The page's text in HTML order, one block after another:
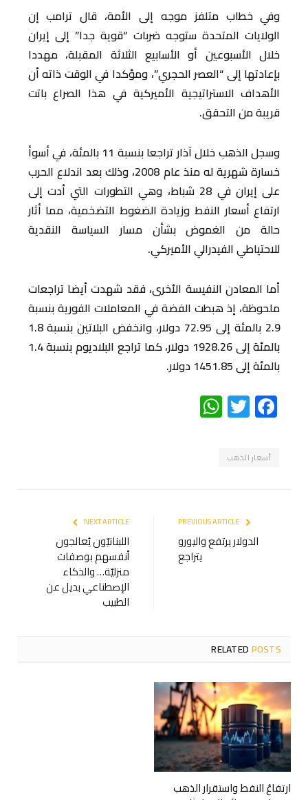
وفي خطاب متلفز موجه إلى الأمة، قال ترامب إن
الولايات المتحدة ستوجه ضربات “قوية جدا” إلى إيران
خلال الأسبوعين أو الأسابيع الثلاثة المقبلة، مهددا
بإعادتها إلى “العصر الحجري”، ومؤكدا في الوقت ذاته أن
الأهداف الاستراتيجية الأميركية في هذا الصراع باتت
قريبة من التحقق.
وسجل الذهب خلال آذار تراجعا بنسبة 11 بالمئة، في أسوأ
خسارة شهرية له منذ عام 2008، وذلك بعد اندلاع الحرب
على إيران في 28 شباط، وهي التطورات التي أدت إلى
ارتفاع أسعار النفط وزيادة الضغوط التضخمية، مما أثار
حالة من الغموض بشأن مسار السياسة النقدية
للاحتياطي الفيدرالي الأميركي.
أما المعادن النفيسة الأخرى، فقد شهدت أيضا تراجعات
ملحوظة، إذ هبطت الفضة في المعاملات الفورية بنسبة
2.9 بالمئة إلى 72.95 دولار، وانخفض البلاتين بنسبة 1.8
بالمئة إلى 1928.26 دولار، كما تراجع البلاديوم بنسبة 1.4
بالمئة إلى 1451.85 دولار.
Facebook
Twitter
WhatsApp
أسعار الذهب
الدولار يرتفع واليورو
يتراجع
NEXT ARTICLE
اللبنانيّون يُعالجون
أنفسهم بوصفات
منزليّة… والذكاء
الإصطناعي بديل عن
الطبيب
RELATEDPOSTS
ارتفاعُ النفط واستقرار الذهب